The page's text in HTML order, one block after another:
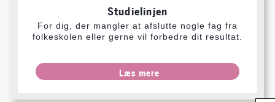
Studielinjen
For dig, der mangler at afslutte nogle fag fra
folkeskolen eller gerne vil forbedre dit resultat.​
Læs mere